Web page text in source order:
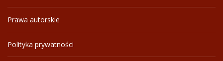
Prawa autorskie
Polityka prywatności